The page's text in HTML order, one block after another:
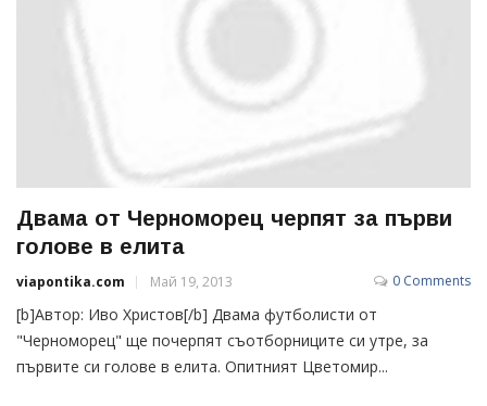
Двама от Черноморец черпят за първи
голове в елита
viapontika.com Май 19, 2013 0 Comments
[b]Автор: Иво Христов[/b] Двама футболисти от
"Черноморец" ще почерпят съотборниците си утре, за
първите си голове в елита. Опитният Цветомир...